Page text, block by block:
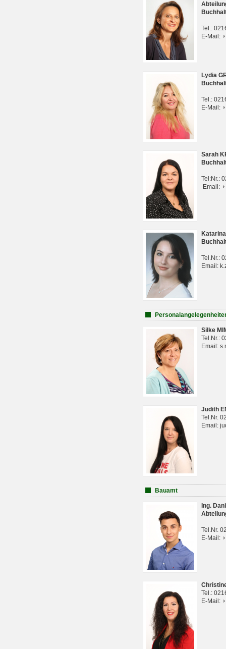
Tel.:
E-Mail:
Lydia
Tel.:
E-Mail:
Sarah
Tel:Nr.:
Email:
Tel.Nr.:
Email:
Silke
Tel.Nr.:
Email:
Judith
Tel.Nr.
Email:
Bauamt
Ing.
Tel.Nr.
E-Mail:
Tel.:
E-Mail: